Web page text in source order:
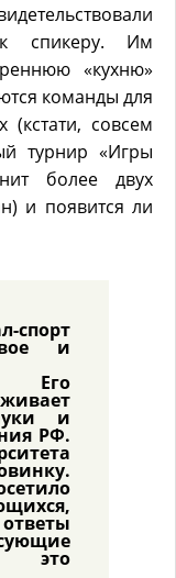
спикеру. Им
«кухню»
команды для
(кстати, совсем
турнир «Игры
более двух
и появится ли
и
Его
и
РФ.
это